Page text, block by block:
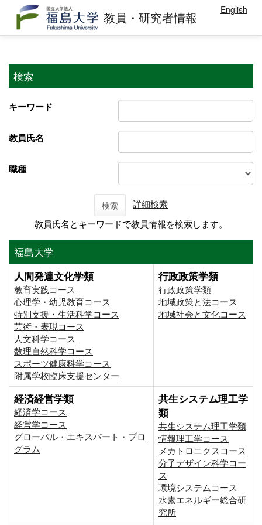
教員・研究者情報 English
検索
キーワード
教員氏名
職種
検索
詳細検索
教員氏名とキーワードで教員情報を検索します。
福島大学
人間発達文化学類
教育実践コース
心理学・幼児教育コース
特別支援・生活科学コース
芸術・表現コース
人文科学コース
数理自然科学コース
スポーツ健康科学コース
附属学校臨床支援センター
行政政策学類
行政政策学類
地域政策と法コース
地域社会と文化コース
経済経営学類
経済学コース
経営学コース
グローバル・エキスパート・プロ
グラム
共生システム理工学
類
共生システム理工学類
情報理工学コース
メカトロニクスコース
分子デザイン科学コー
ス
環境システムコース
⽔素エネルギー総合研
究所